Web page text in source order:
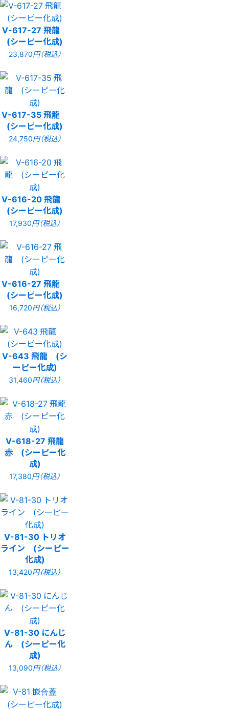
V-617-27 飛龍
(シーピー化成)
23,870円（税込）
V-617-35 飛龍
(シーピー化成)
24,750円（税込）
V-616-20 飛龍
(シーピー化成)
17,930円（税込）
V-616-27 飛龍
(シーピー化成)
16,720円（税込）
V-643 飛龍 (シ
ーピー化成)
31,460円（税込）
V-618-27 飛龍
赤 (シーピー化
成)
17,380円（税込）
V-81-30 トリオ
ライン (シーピー
化成)
13,420円（税込）
V-81-30 にんじ
ん (シーピー化
成)
13,090円（税込）